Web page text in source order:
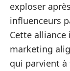
exploser
influenceurs
Cette alliance
marketing
qui parvient